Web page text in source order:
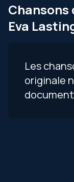
Chansons
Eva
Les
originale